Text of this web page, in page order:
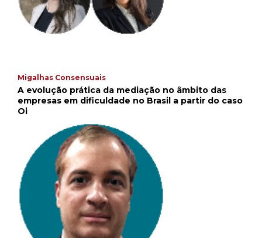
Migalhas Consensuais
A evolução prática da mediação no âmbito das
empresas em dificuldade no Brasil a partir do caso
Oi